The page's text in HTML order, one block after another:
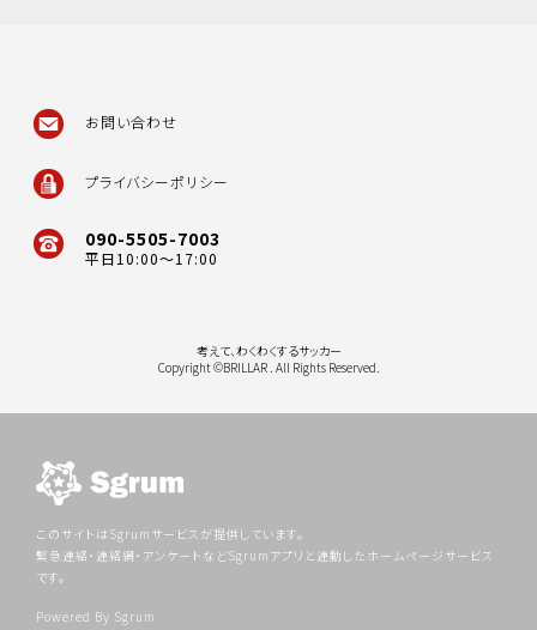
お問い合わせ
プライバシーポリシー
090-5505-7003
平日10:00～17:00
考えて、わくわくするサッカー
Copyright ©BRILLAR . All Rights Reserved.
このサイトはSgrumサービスが提供しています。
緊急連絡・連絡網・アンケートなどSgrumアプリと連動したホームページサービス
です。
Powered By Sgrum